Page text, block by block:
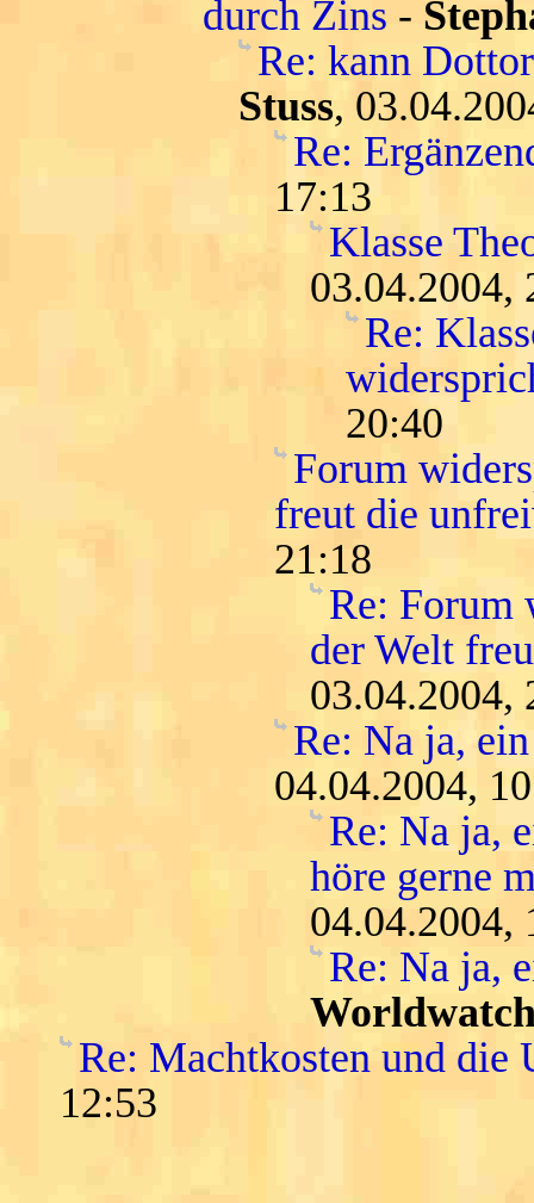
durch Zins -
Re: kann
Stuss,
Re:
17:13
Klasse
03.04.2004,
Re:
20:40
Forum
freut die
21:18
Re: Forum
der Welt
03.04.2004,
Re: Na ja,
04.04.2004,
Re: Na ja,
höre gerne
04.04.2004,
Re: Na ja,
Re: Machtkosten und die
12:53